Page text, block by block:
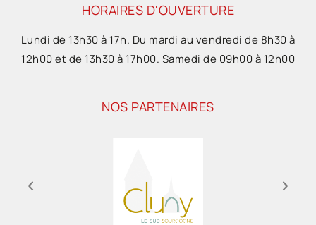
HORAIRES D'OUVERTURE
Lundi de 13h30 à 17h. Du mardi au vendredi de 8h30 à
12h00 et de 13h30 à 17h00. Samedi de 09h00 à 12h00
NOS PARTENAIRES